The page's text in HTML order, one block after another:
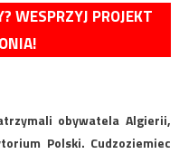
WESPRZYJ PROJEKT
obywatela Algierii,
Polski. Cudzoziemiec